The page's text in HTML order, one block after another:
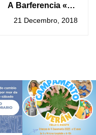
A Barferencia «As
Paisaxes do Sal na
21 Decembro, 2018